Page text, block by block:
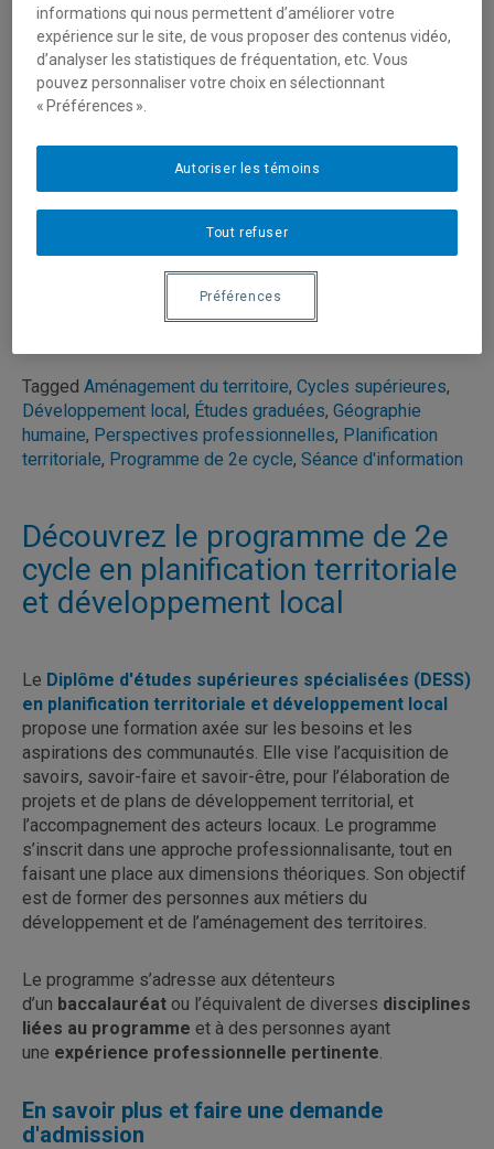
Joignez-vous à nous pour en apprendre davantage, poser
vos questions et échanger sur votre projet d’études.
perspectives professionnelles
Au plaisir de vous rencontrer !
Cliquez ici ou sur l'image pour
séance d'information.
Tagged Aménagement du territoire, Cycles supérieures,
Développement local, Études graduées, Géographie
humaine, Perspectives professionnelles, Planification
territoriale, Programme de 2e cycle, Séance d'information
Découvrez le programme de 2e
cycle en planification territoriale
et développement local
Le Diplôme d'études supérieures spécialisées (DESS)
en planification territoriale et développement local
propose une formation axée sur les besoins et les
aspirations des communautés. Elle vise l’acquisition de
savoirs, savoir-faire et savoir-être, pour l’élaboration de
projets et de plans de développement territorial, et
l’accompagnement des acteurs locaux. Le programme
s’inscrit dans une approche professionnalisante, tout en
faisant une place aux dimensions théoriques. Son objectif
est de former des personnes aux métiers du
développement et de l’aménagement des territoires.
Le programme s’adresse aux détenteurs
d’un baccalauréat ou l’équivalent de diverses disciplines
liées au programme et à des personnes ayant
une expérience professionnelle pertinente.
En savoir plus et faire une demande
d'admission
informations qui nous permettent d’améliorer votre
expérience sur le site, de vous proposer des contenus vidéo,
d’analyser les statistiques de fréquentation, etc. Vous
pouvez personnaliser votre choix en sélectionnant
« Préférences ».
Tout refuser
Autoriser les témoins
Préférences